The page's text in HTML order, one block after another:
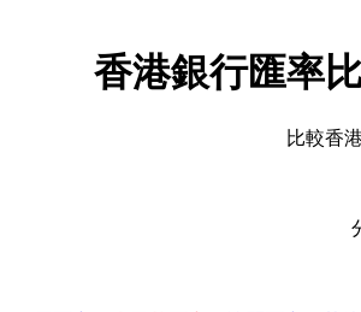
香港銀行匯率
比較香